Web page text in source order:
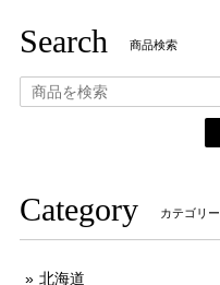
Search 商品検索
Category カテゴリー
北海道